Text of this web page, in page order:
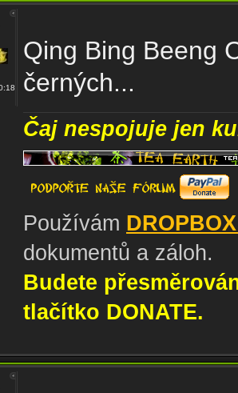
Qing Bing Beeng
černých...
Čaj nespojuje jen
Používám
dokumentů a záloh.
Budete
tlačítko DONATE.